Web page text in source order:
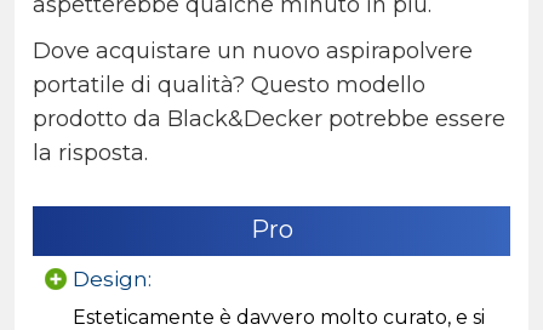
Dove acquistare un nuovo aspirapolvere
portatile di qualità? Questo modello
prodotto da Black&Decker potrebbe essere
la risposta.
Pro
Design:
Esteticamente è davvero molto curato, e si